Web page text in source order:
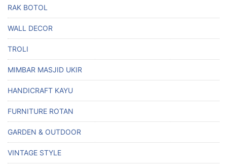
RAK BOTOL
WALL DECOR
TROLI
MIMBAR MASJID UKIR
HANDICRAFT KAYU
FURNITURE ROTAN
GARDEN & OUTDOOR
VINTAGE STYLE